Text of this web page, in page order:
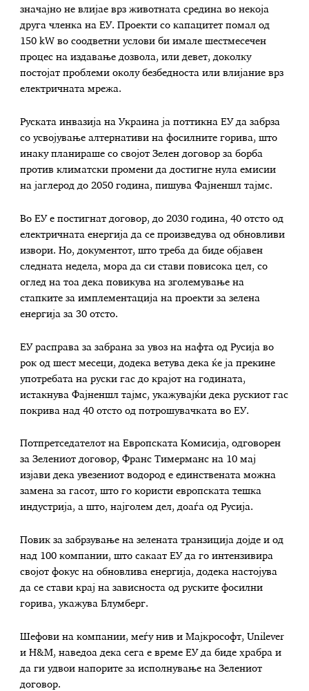
значајно не влијае врз животната средина во некоја
друга членка на ЕУ. Проекти со капацитет помал од
150 kW во соодветни услови би имале шестмесечен
процес на издавање дозвола, или девет, доколку
постојат проблеми околу безбедноста или влијание врз
електричната мрежа.
Руската инвазија на Украина ја поттикна ЕУ да забрза
со усвојување алтернативи на фосилните горива, што
инаку планираше со својот Зелен договор за борба
против климатски промени да достигне нула емисии
на јаглерод до 2050 година, пишува Фајненшл тајмс.
Во ЕУ е постигнат договор, до 2030 година, 40 отсто од
електричната енергија да се произведува од обновливи
извори. Но, документот, што треба да биде објавен
следната недела, мора да си стави повисока цел, со
оглед на тоа дека повикува на зголемување на
стапките за имплементација на проекти за зелена
енергија за 30 отсто.
ЕУ расправа за забрана за увоз на нафта од Русија во
рок од шест месеци, додека ветува дека ќе ја прекине
употребата на руски гас до крајот на годината,
истакнува Фајненшл тајмс, укажувајќи дека рускиот гас
покрива над 40 отсто од потрошувачката во ЕУ.
Потпретседателот на Европската Комисија, одговорен
за Зелениот договор, Франс Тимерманс на 10 мај
изјави дека увезениот водород е единствената можна
замена за гасот, што го користи европската тешка
индустрија, а што, најголем дел, доаѓа од Русија.
Повик за забрзување на зелената транзиција дојде и од
над 100 компании, што сакаат ЕУ да го интензивира
својот фокус на обновлива енергија, додека настојува
да се стави крај на зависноста од руските фосилни
горива, укажува Блумберг.
Шефови на компании, меѓу нив и Мајкрософт, Unilever
и H&M, наведоа дека сега е време ЕУ да биде храбра и
да ги удвои напорите за исполнување на Зелениот
договор.